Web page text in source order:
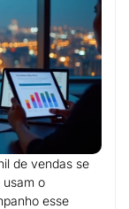
de vendas se
usam o
esse